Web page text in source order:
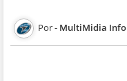
MultiMidia Info